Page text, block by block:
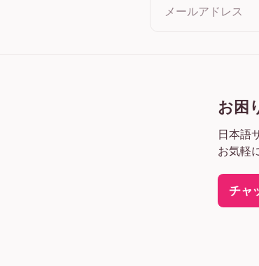
collectionSeasonal (14) キャンバス
メールアドレス
お困
日本語
お気軽
チャ